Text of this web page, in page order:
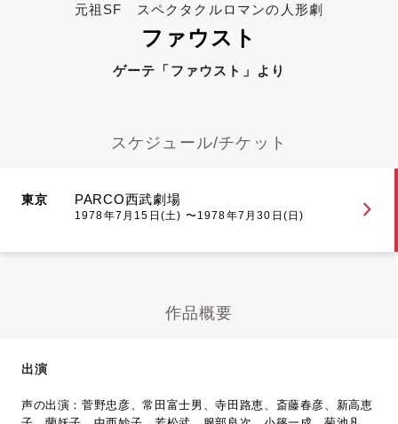
元祖SF スペクタクルロマンの人形劇
ファウスト
ゲーテ「ファウスト」より
スケジュール/チケット
東京 PARCO西武劇場
1978年7月15日(土) 〜1978年7月30日(日)
作品概要
出演
声の出演：菅野忠彦、常田富士男、寺田路恵、斎藤春彦、新高恵